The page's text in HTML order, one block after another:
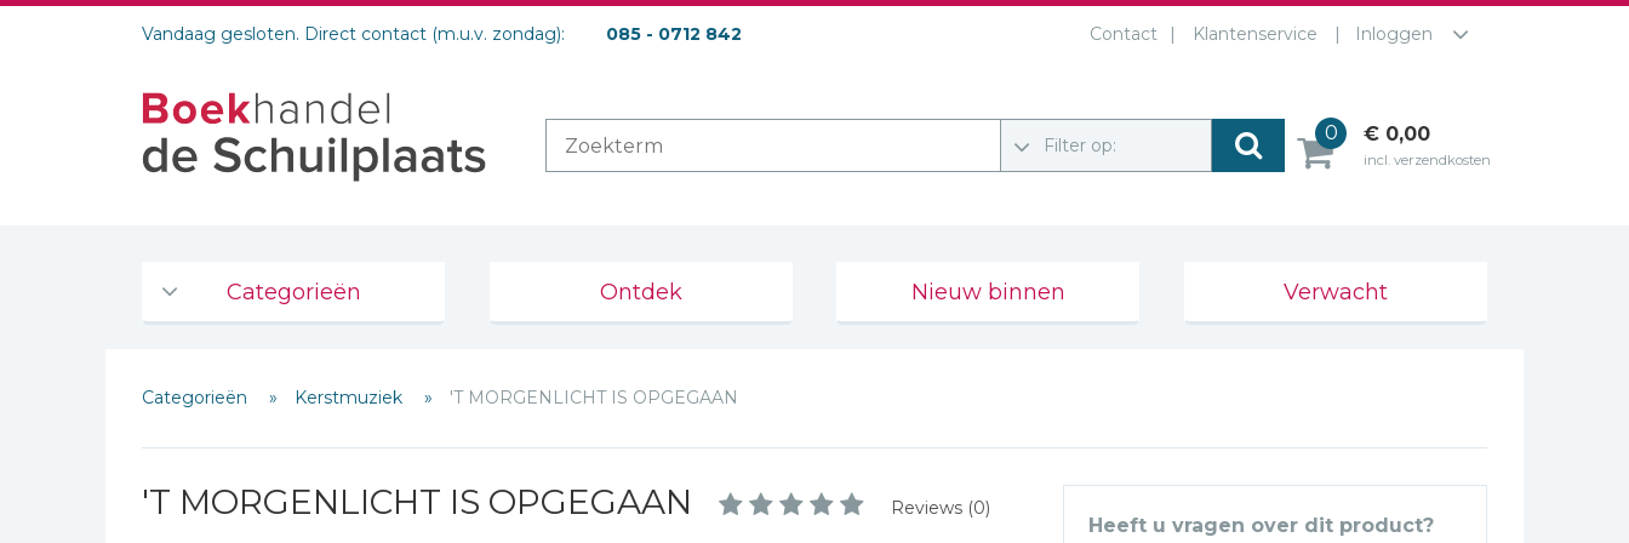
Vandaag gesloten. Direct contact (m.u.v. zondag): 085 - 0712 842 Contact Klantenservice Inloggen
Filter op:
0 € 0,00
incl. verzendkosten
Categorieën
De Bijbel
Bijbelse Dagboeken 2026
Bijbelstudie groepen
Ontdek Nieuw binnen Verwacht
Categorieën Kerstmuziek 'T MORGENLICHT IS OPGEGAAN
'T MORGENLICHT IS OPGEGAAN Reviews (0)
Heeft u vragen over dit product?
Schrijf hieronder je review!
Sterren